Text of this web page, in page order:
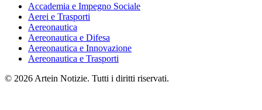
Accademia e Impegno Sociale
Aerei e Trasporti
Aereonautica
Aereonautica e Difesa
Aereonautica e Innovazione
Aereonautica e Trasporti
© 2026 Artein Notizie. Tutti i diritti riservati.